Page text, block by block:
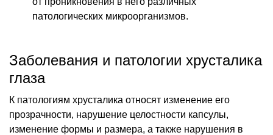
патологических микроорганизмов.
Заболевания и патологии хрусталика
глаза
К патологиям хрусталика относят изменение его
прозрачности, нарушение целостности капсулы,
изменение формы и размера, а также нарушения в